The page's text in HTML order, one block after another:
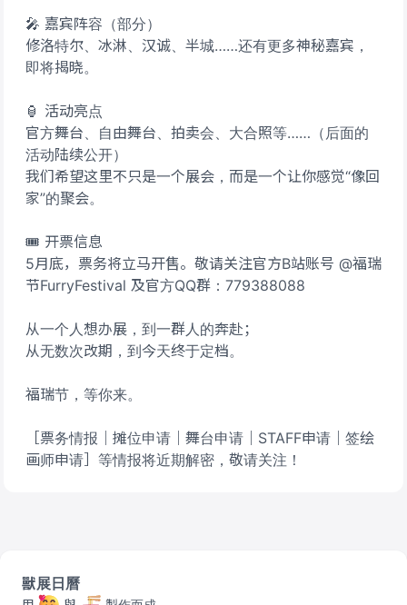
🎤 嘉宾阵容（部分）
修洛特尔、冰淋、汉诚、半城……还有更多神秘嘉宾，
即将揭晓。
🏮 活动亮点
官方舞台、自由舞台、拍卖会、大合照等……（后面的
活动陆续公开）
我们希望这里不只是一个展会，而是一个让你感觉“像回
家”的聚会。
🎟 开票信息
5月底，票务将立马开售。敬请关注官方B站账号 @福瑞
节FurryFestival ​及官方QQ群：779388088
从一个人想办展，到一群人的奔赴；
从无数次改期，到今天终于定档。
福瑞节，等你来。
［票务情报｜摊位申请｜舞台申请｜STAFF申请｜签绘
画师申请］等情报将近期解密，敬请关注！
獸展日曆